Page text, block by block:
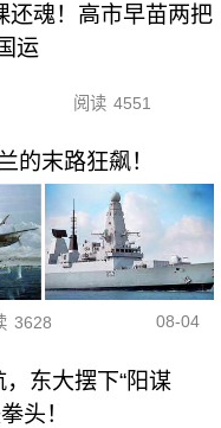
还魂！高市早苗两把
运
阅读 4551
的末路狂飙！
3628 08-04
东大摆下“阳谋
头！